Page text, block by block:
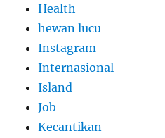
Health
hewan lucu
Instagram
Internasional
Island
Job
Kecantikan